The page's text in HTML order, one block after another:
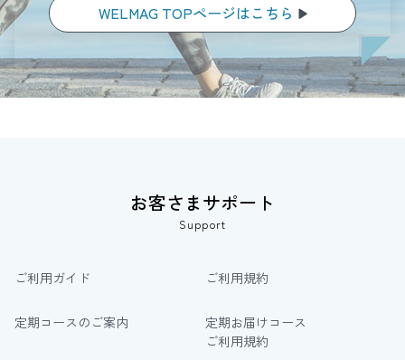
WELMAG TOPページはこちら
お客さまサポート
Support
ご利用ガイド ご利用規約
定期コースのご案内
定期お届けコース
ご利用規約